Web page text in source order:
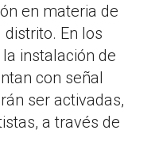
en materia de
En los
instalación de
con señal
ser activadas,
a través de